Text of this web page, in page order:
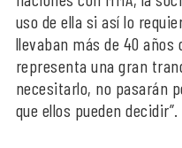
uso de ella si así lo
llevaban más de 40
representa una gran
necesitarlo, no pasarán
que ellos pueden decidir”.